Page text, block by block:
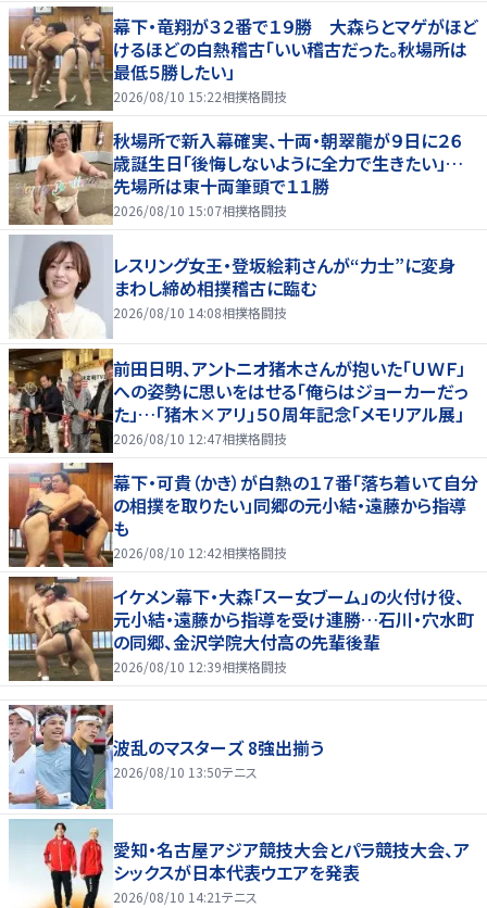
幕下・竜翔が３２番で１９勝 大森らとマゲがほど
けるほどの白熱稽古「いい稽古だった。秋場所は
最低５勝したい」
2026/08/10 15:22相撲格闘技
秋場所で新入幕確実、十両・朝翠龍が９日に２６
歳誕生日「後悔しないように全力で生きたい」…
先場所は東十両筆頭で１１勝
2026/08/10 15:07相撲格闘技
レスリング女王・登坂絵莉さんが“力士”に変身
まわし締め相撲稽古に臨む
2026/08/10 14:08相撲格闘技
前田日明、アントニオ猪木さんが抱いた「ＵＷＦ」
への姿勢に思いをはせる「俺らはジョーカーだっ
た」…「猪木×アリ」５０周年記念「メモリアル展」
2026/08/10 12:47相撲格闘技
幕下・可貴（かき）が白熱の１７番「落ち着いて自分
の相撲を取りたい」同郷の元小結・遠藤から指導
も
2026/08/10 12:42相撲格闘技
イケメン幕下・大森「スー女ブーム」の火付け役、
元小結・遠藤から指導を受け連勝…石川・穴水町
の同郷、金沢学院大付高の先輩後輩
2026/08/10 12:39相撲格闘技
波乱のマスターズ 8強出揃う
2026/08/10 13:50テニス
愛知・名古屋アジア競技大会とパラ競技大会、ア
シックスが日本代表ウエアを発表
2026/08/10 14:21テニス